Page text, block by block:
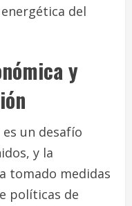
del
y
un desafío
y la
tomado medidas
políticas de